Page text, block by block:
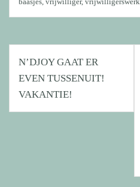
Bericht
navigatie
N’DJOY GAAT ER
EVEN TUSSENUIT!
VAKANTIE!